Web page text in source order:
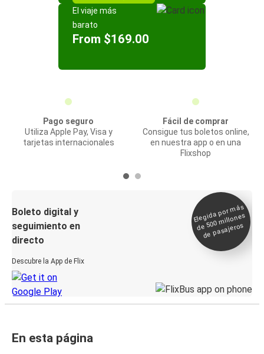
El viaje más
barato
From $169.00
Pago seguro
Utiliza Apple Pay, Visa y
tarjetas internacionales
Fácil de comprar
Consigue tus boletos online,
en nuestra app o en una
Flixshop
Boleto digital y
seguimiento en
directo
Descubre la App de Flix
Elegida por
más
de 500
millones
de pasajeros
En esta página